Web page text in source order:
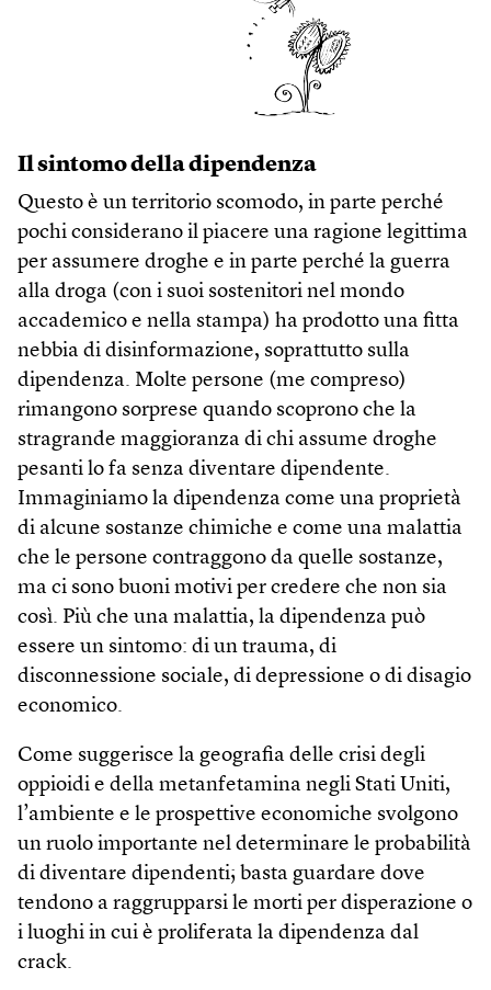
Il sintomo della dipendenza
Questo è un territorio scomodo, in parte perché
pochi considerano il piacere una ragione legittima
per assumere droghe e in parte perché la guerra
alla droga (con i suoi sostenitori nel mondo
accademico e nella stampa) ha prodotto una fitta
nebbia di disinformazione, soprattutto sulla
dipendenza. Molte persone (me compreso)
rimangono sorprese quando scoprono che la
stragrande maggioranza di chi assume droghe
pesanti lo fa senza diventare dipendente.
Immaginiamo la dipendenza come una proprietà
di alcune sostanze chimiche e come una malattia
che le persone contraggono da quelle sostanze,
ma ci sono buoni motivi per credere che non sia
così. Più che una malattia, la dipendenza può
essere un sintomo: di un trauma, di
disconnessione sociale, di depressione o di disagio
economico.
Come suggerisce la geografia delle crisi degli
oppioidi e della metanfetamina negli Stati Uniti,
l’ambiente e le prospettive economiche svolgono
un ruolo importante nel determinare le probabilità
di diventare dipendenti; basta guardare dove
tendono a raggrupparsi le morti per disperazione o
i luoghi in cui è proliferata la dipendenza dal
crack.